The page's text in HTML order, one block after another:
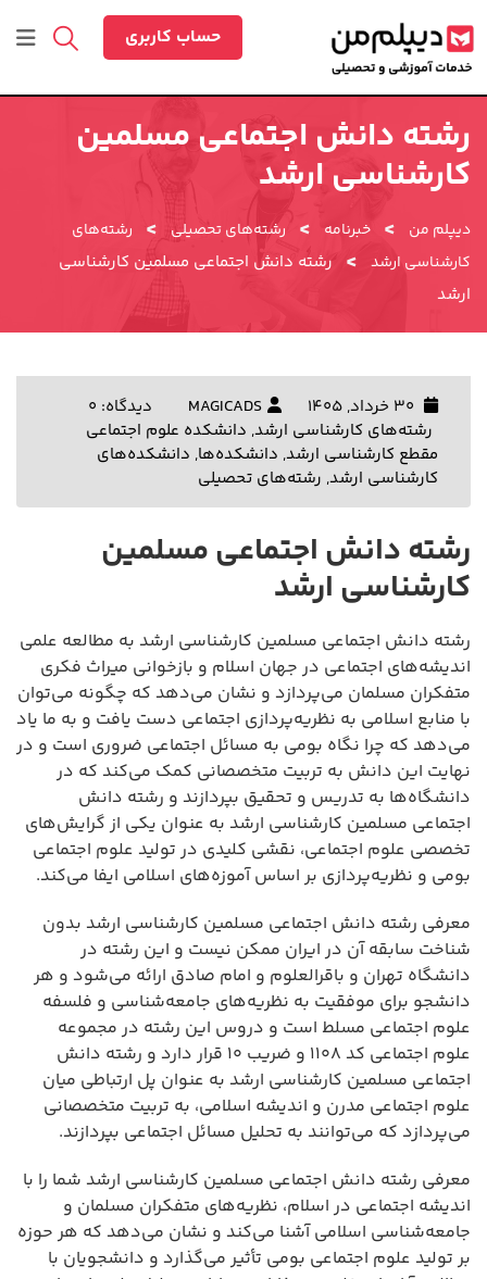
به
محتوا
حساب کاربری
رشته دانش اجتماعی مسلمین
کارشناسی ارشد
دیپلم من > خبرنامه > رشته‌های تحصیلی >
رشته‌های
کارشناسی ارشد >
رشته دانش اجتماعی مسلمین کارشناسی
ارشد
MAGICADS
دیدگاه: 0
رشته‌های کارشناسی ارشد, دانشکده علوم اجتماعی
مقطع کارشناسی ارشد, دانشکده‌ها, دانشکده‌های
کارشناسی ارشد, رشته‌های تحصیلی
رشته دانش اجتماعی مسلمین
کارشناسی ارشد
رشته دانش اجتماعی مسلمین کارشناسی ارشد به مطالعه علمی
اندیشه‌های اجتماعی در جهان اسلام و بازخوانی میراث فکری
متفکران مسلمان می‌پردازد و نشان می‌دهد که چگونه می‌توان
با منابع اسلامی به نظریه‌پردازی اجتماعی دست یافت و به ما یاد
می‌دهد که چرا نگاه بومی به مسائل اجتماعی ضروری است و در
نهایت این دانش به تربیت متخصصانی کمک می‌کند که در
دانشگاه‌ها به تدریس و تحقیق بپردازند و رشته دانش
اجتماعی مسلمین کارشناسی ارشد به عنوان یکی از گرایش‌های
تخصصی علوم اجتماعی، نقشی کلیدی در تولید علوم اجتماعی
بومی و نظریه‌پردازی بر اساس آموزه‌های اسلامی ایفا می‌کند.
معرفی رشته دانش اجتماعی مسلمین کارشناسی ارشد بدون
شناخت سابقه آن در ایران ممکن نیست و این رشته در
دانشگاه تهران و باقرالعلوم و امام صادق ارائه می‌شود و هر
دانشجو برای موفقیت به نظریه‌های جامعه‌شناسی و فلسفه
علوم اجتماعی مسلط است و دروس این رشته در مجموعه
علوم اجتماعی کد ۱۱۰۸ و ضریب ۱۰ قرار دارد و رشته دانش
اجتماعی مسلمین کارشناسی ارشد به عنوان پل ارتباطی میان
علوم اجتماعی مدرن و اندیشه اسلامی، به تربیت متخصصانی
می‌پردازد که می‌توانند به تحلیل مسائل اجتماعی بپردازند.
معرفی رشته دانش اجتماعی مسلمین کارشناسی ارشد شما را با
اندیشه اجتماعی در اسلام، نظریه‌های متفکران مسلمان و
جامعه‌شناسی اسلامی آشنا می‌کند و نشان می‌دهد که هر حوزه
بر تولید علوم اجتماعی بومی تأثیر می‌گذارد و دانشجویان با